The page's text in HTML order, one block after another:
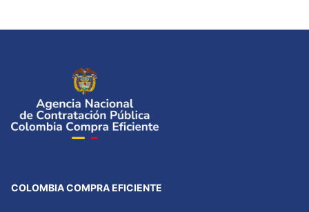
COLOMBIA COMPRA EFICIENTE